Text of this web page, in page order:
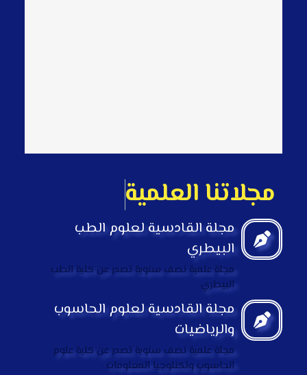
مجلتناالعلمية
مجلة القادسية لعلوم الطب
البيطري
مجلة علمية نصف سنوية تصدر عن كلية الطب
البيطري
مجلة القادسية لعلوم الحاسوب
والرياضيات
مجلة علمية نصف سنوية تصدر عن كلية علوم
الحاسوب وتكنلوجيا المعلومات